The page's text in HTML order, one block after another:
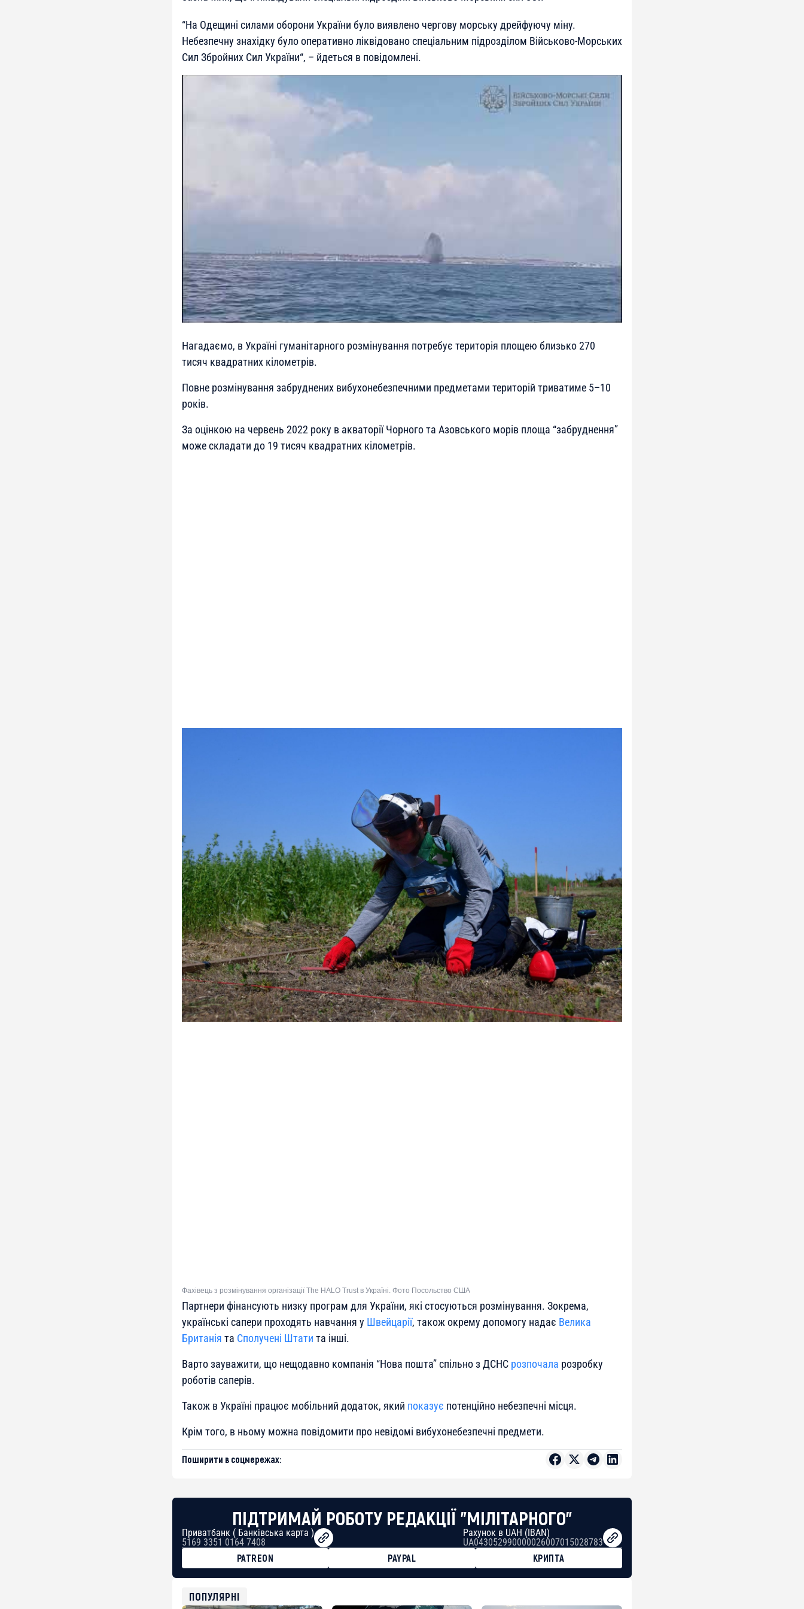
“На Одещині силами оборони України було виявлено чергову морську дрейфуючу міну.
Небезпечну знахідку було оперативно ліквідовано спеціальним підрозділом Військово-Морських
Сил Збройних Сил України“, – йдеться в повідомлені.
Нагадаємо, в Україні гуманітарного розмінування потребує територія площею близько 270
тисяч квадратних кілометрів.
Повне розмінування забруднених вибухонебезпечними предметами територій триватиме 5–10
років.
За оцінкою на червень 2022 року в акваторії Чорного та Азовського морів площа “забруднення”
може складати до 19 тисяч квадратних кілометрів.
Фахівець з розмінування організації The HALO Trust в Україні. Фото Посольство США
Партнери фінансують низку програм для України, які стосуються розмінування. Зокрема,
українські сапери проходять навчання у Швейцарії, також окрему допомогу надає Велика
Британія та Сполучені Штати та інші.
Варто зауважити, що нещодавно компанія “Нова пошта” спільно з ДСНС розпочала розробку
роботів саперів.
Також в Україні працює мобільний додаток, який показує потенційно небезпечні місця.
Крім того, в ньому можна повідомити про невідомі вибухонебезпечні предмети.
Поширити в соцмережах:
ПІДТРИМАЙ РОБОТУ РЕДАКЦІЇ "МІЛІТАРНОГО"
Приватбанк ( Банківська карта )
5169 3351 0164 7408
Рахунок в UAH (IBAN)
UA043052990000026007015028783
PATREON
PAYPAL
КРИПТА
USDT
0x8676644fA7B6d328310283cAC1065Ae01d97CEe7
ПОПУЛЯРНІ